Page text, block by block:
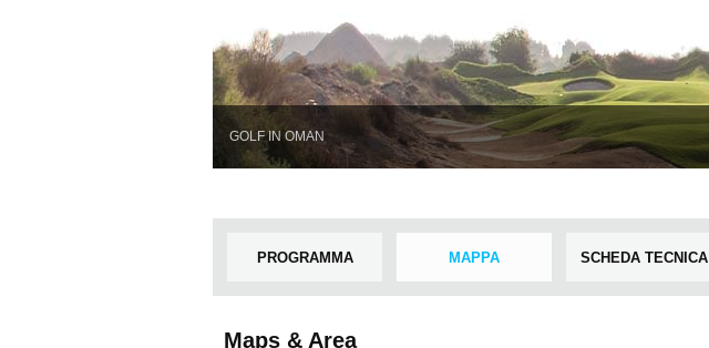
GOLF IN OMAN
PROGRAMMA MAPPA SCHEDA TECNICA
Maps & Area